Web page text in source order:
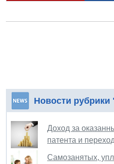
Новости рубрики
Доход за
патента и
Самозанятых,